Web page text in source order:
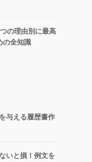
の理由別に最高
の全知識
与える履歴書作
いと損！例文を